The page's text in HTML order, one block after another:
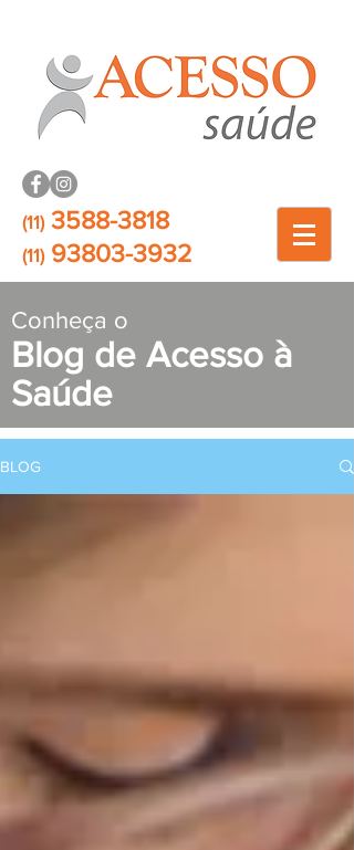
(11)3588-3818
(11)93803-3932
Conheça o
Blog de Acesso à
Saúde
BLOG